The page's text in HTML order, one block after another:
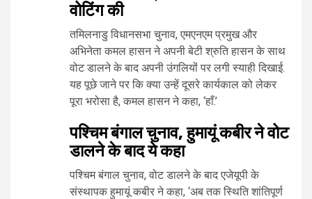
वोटिंग की
तमिलनाडु विधानसभा चुनाव, एमएनएम प्रमुख और
अभिनेता कमल हासन ने अपनी बेटी श्रुति हासन के साथ
वोट डालने के बाद अपनी उंगलियों पर लगी स्याही दिखाई.
यह पूछे जाने पर कि क्या उन्हें दूसरे कार्यकाल को लेकर
पूरा भरोसा है, कमल हासन ने कहा, ‘हाँ.’
पश्चिम बंगाल चुनाव, हुमायूं कबीर ने वोट
डालने के बाद ये कहा
पश्चिम बंगाल चुनाव, वोट डालने के बाद एजेयूपी के
संस्थापक हुमायूं कबीर ने कहा, ‘अब तक स्थिति शांतिपूर्ण